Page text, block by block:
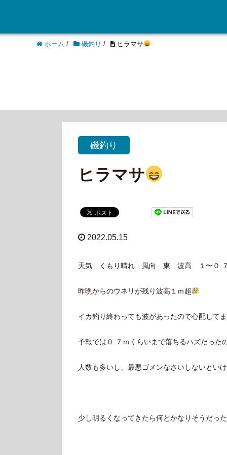
ホーム / 磯釣り / ヒラマサ
磯釣り
ヒラマサ
2022.05.15
天気 くもり晴れ 風向 東 波高 １〜０
昨晩からのウネリが残り波高１ｍ超
イカ釣り終わっても波があったので心配してま
予報では０.７ｍくらいまで落ちるハズだった
人数も多いし、最悪ゴメンなさいしないとい
少し明るくなってきたら何とかなりそうだっ